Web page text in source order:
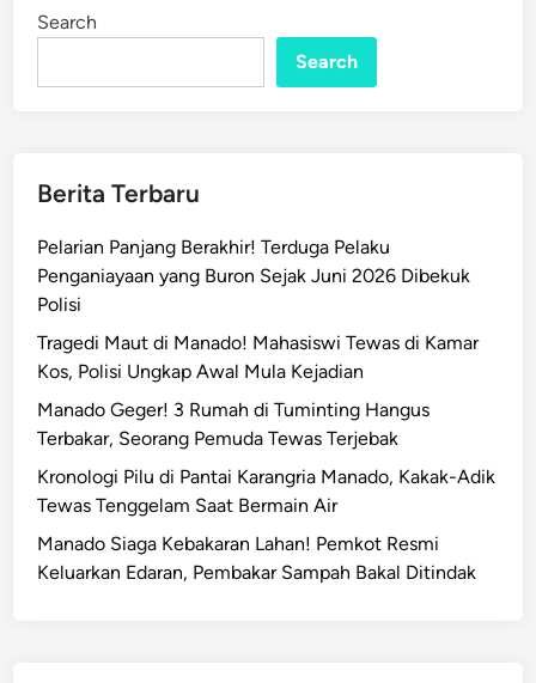
Search
Search
Berita Terbaru
Pelarian Panjang Berakhir! Terduga Pelaku
Penganiayaan yang Buron Sejak Juni 2026 Dibekuk
Polisi
Tragedi Maut di Manado! Mahasiswi Tewas di Kamar
Kos, Polisi Ungkap Awal Mula Kejadian
Manado Geger! 3 Rumah di Tuminting Hangus
Terbakar, Seorang Pemuda Tewas Terjebak
Kronologi Pilu di Pantai Karangria Manado, Kakak-Adik
Tewas Tenggelam Saat Bermain Air
Manado Siaga Kebakaran Lahan! Pemkot Resmi
Keluarkan Edaran, Pembakar Sampah Bakal Ditindak